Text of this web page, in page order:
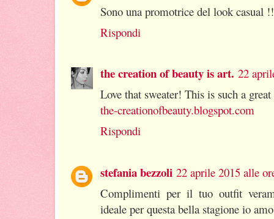
Sono una promotrice del look casual
Rispondi
the creation of beauty is art. 22
Love that sweater! This is such a
the-creationofbeauty.blogspot.com
Rispondi
stefania bezzoli 22 aprile 2015 alle
Complimenti per il tuo outfit
ideale per questa bella stagione io